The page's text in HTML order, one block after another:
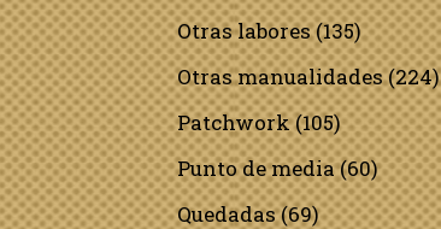
Otras labores(135)
Otras manualidades(224)
Patchwork(105)
Punto de media(60)
Quedadas(69)